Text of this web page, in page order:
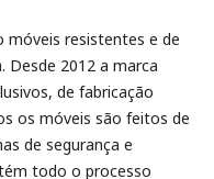
móveis resistentes e de
Desde 2012 a marca
de fabricação
os móveis são feitos de
de segurança e
todo o processo